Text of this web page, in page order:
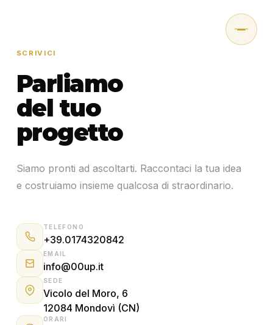
Contatti
Apri un Ticket
Istruzione Mail
Lavora con Noi
SCRIVICI
Parliamo
del tuo
progetto
Siamo pronti ad ascoltarti. Raccontaci la tua idea
e costruiamo insieme qualcosa di straordinario.
TELEFONO
+39.0174320842
EMAIL
info@00up.it
SEDE
Vicolo del Moro, 6
12084 Mondovì (CN)
ORARI